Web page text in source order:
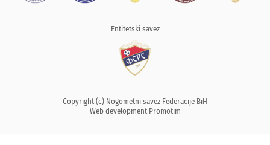
Entitetski savez
Copyright (c) Nogometni savez Federacije BiH
Web development Promotim